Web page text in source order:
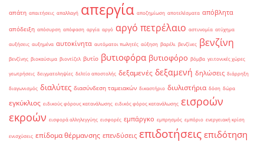
απάτη απαιτήσεις απαλλαγή απεργία αποζημίωση αποτελέσματα απόβλητα
απόδειξη απόσυρση απόφαση αργία αργό αργό πετρέλαιο αστυνομία ατύχημα
αυξήσεις αυξημένα αυτοκίνητα αυτόματοι πωλητές αύξηση βαρέλι βενζίνες βενζίνη
βενζίνης βιοκαύσιμα βιοντίζελ βυτίο βυτιοφόρα βυτιοφόρο βόμβα γειτονικές χώρες
γεωτρήσεις δειγματοληψίες δελτίο αποστολής δεξαμενές δεξαμενή δηλώσεις διάρρηξη
διαγωνισμός διαλύτες διασύνδεση ταμειακών δικαστήριο διυλιστήρια δόση δώρα
εγκύκλιος ειδικούς φόρους κατανάλωσης ειδικός φόρος κατανάλωσης εισροών
εκροών εισφορά αλληλεγγύης εισφορές εμπάργκο εμπρησμός εμπόριο ενεργειακή κρίση
ενισχύσεις επίδομα θέρμανσης επενδύσεις επιδοτήσεις επιδότηση